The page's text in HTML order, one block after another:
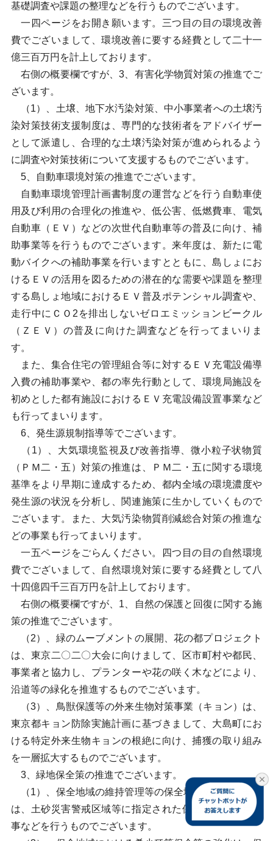
基礎調査や課題の整理などを行うものでございます。
一四ページをお開き願います。三つ目の目の環境改善
費でございまして、環境改善に要する経費として二十一
億三百万円を計上しております。
右側の概要欄ですが、3、有害化学物質対策の推進でご
ざいます。
（1）、土壌、地下水汚染対策、中小事業者への土壌汚
染対策技術支援制度は、専門的な技術者をアドバイザー
として派遣し、合理的な土壌汚染対策が進められるよう
に調査や対策技術について支援するものでございます。
5、自動車環境対策の推進でございます。
自動車環境管理計画書制度の運営などを行う自動車使
用及び利用の合理化の推進や、低公害、低燃費車、電気
自動車（ＥＶ）などの次世代自動車等の普及に向け、補
助事業等を行うものでございます。来年度は、新たに電
動バイクへの補助事業を行いますとともに、島しょにお
けるＥＶの活用を図るための潜在的な需要や課題を整理
する島しょ地域におけるＥＶ普及ポテンシャル調査や、
走行中にＣＯ2を排出しないゼロエミッションビークル
（ＺＥＶ）の普及に向けた調査などを行ってまいりま
す。
また、集合住宅の管理組合等に対するＥＶ充電設備導
入費の補助事業や、都の率先行動として、環境局施設を
初めとした都有施設におけるＥＶ充電設備設置事業など
も行ってまいります。
6、発生源規制指導等でございます。
（1）、大気環境監視及び改善指導、微小粒子状物質
（ＰＭ二・五）対策の推進は、ＰＭ二・五に関する環境
基準をより早期に達成するため、都内全域の環境濃度や
発生源の状況を分析し、関連施策に生かしていくもので
ございます。また、大気汚染物質削減総合対策の推進な
どの事業も行ってまいります。
一五ページをごらんください。四つ目の目の自然環境
費でございまして、自然環境対策に要する経費として八
十四億四千三百万円を計上しております。
右側の概要欄ですが、1、自然の保護と回復に関する施
策の推進でございます。
（2）、緑のムーブメントの展開、花の都プロジェクト
は、東京二〇二〇大会に向けまして、区市町村や都民、
事業者と協力し、プランターや花の咲く木などにより、
沿道等の緑化を推進するものでございます。
（3）、鳥獣保護等の外来生物対策事業（キョン）は、
東京都キョン防除実施計画に基づきまして、大島町にお
ける特定外来生物キョンの根絶に向け、捕獲の取り組み
を一層拡大するものでございます。
3、緑地保全策の推進でございます。
（1）、保全地域の維持管理等の保全地域の安全・安心
は、土砂災害警戒区域等に指定された保全地域の対策工
事などを行うものでございます。